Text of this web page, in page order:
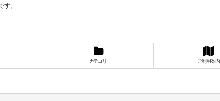
。
カテゴリ ご利用案内